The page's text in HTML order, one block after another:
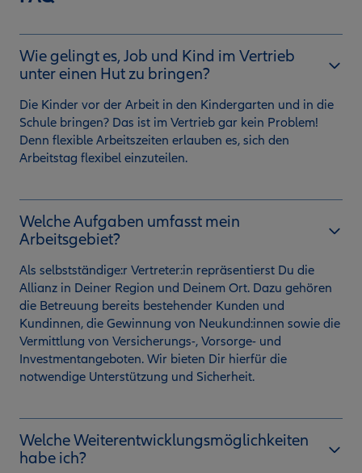
Wie gelingt es, Job und Kind im Vertrieb
unter einen Hut zu bringen?
Die Kinder vor der Arbeit in den Kindergarten und in die
Schule bringen? Das ist im Vertrieb gar kein Problem!
Denn flexible Arbeitszeiten erlauben es, sich den
Arbeitstag flexibel einzuteilen.
Welche Aufgaben umfasst mein
Arbeitsgebiet?
Als selbstständige:r Vertreter:in repräsentierst Du die
Allianz in Deiner Region und Deinem Ort. Dazu gehören
die Betreuung bereits bestehender Kunden und
Kundinnen, die Gewinnung von Neukund:innen sowie die
Vermittlung von Versicherungs-, Vorsorge- und
Investmentangeboten. Wir bieten Dir hierfür die
notwendige Unterstützung und Sicherheit.
Welche Weiterentwicklungsmöglichkeiten
habe ich?